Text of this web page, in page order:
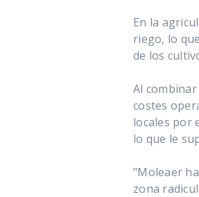
En la
riego, lo
de los
Al
costes
locales por
lo que le
"Moleaer
zona